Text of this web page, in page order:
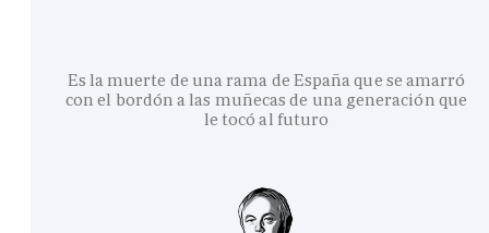
Es la muerte de una rama de España que se amarró
con el bordón a las muñecas de una generación que
le tocó al futuro